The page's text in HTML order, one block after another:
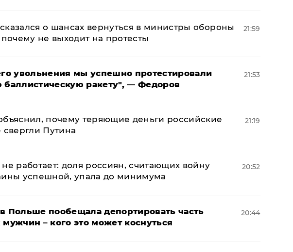
о шансах вернуться в министры обороны
не выходит на протесты
21:59
увольнения мы успешно протестировали
баллистическую ракету", — Федоров
21:53
почему теряющие деньги российские
свергли Путина
21:19
работает: доля россиян, считающих войну
успешной, упала до минимума
20:52
Польше пообещала депортировать часть
– кого это может коснуться
20:44